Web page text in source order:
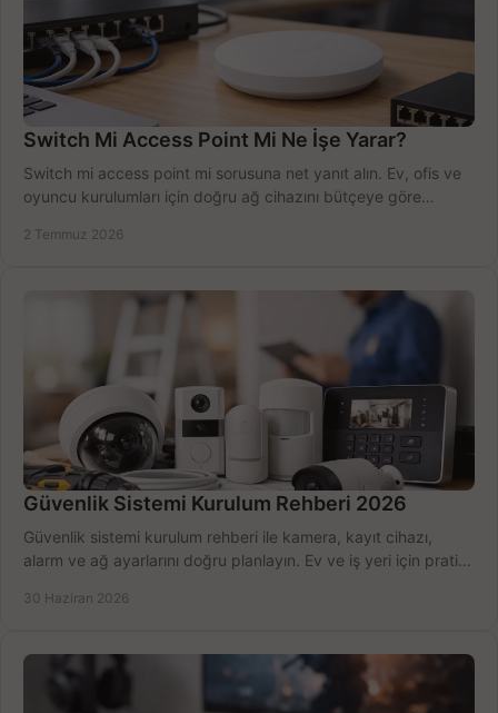
Switch Mi Access Point Mi Ne İşe Yarar?
Switch mi access point mi sorusuna net yanıt alın. Ev, ofis ve
oyuncu kurulumları için doğru ağ cihazını bütçeye göre
2 Temmuz 2026
Güvenlik Sistemi Kurulum Rehberi 2026
Güvenlik sistemi kurulum rehberi ile kamera, kayıt cihazı,
alarm ve ağ ayarlarını doğru planlayın. Ev ve iş yeri için pratik
30 Haziran 2026